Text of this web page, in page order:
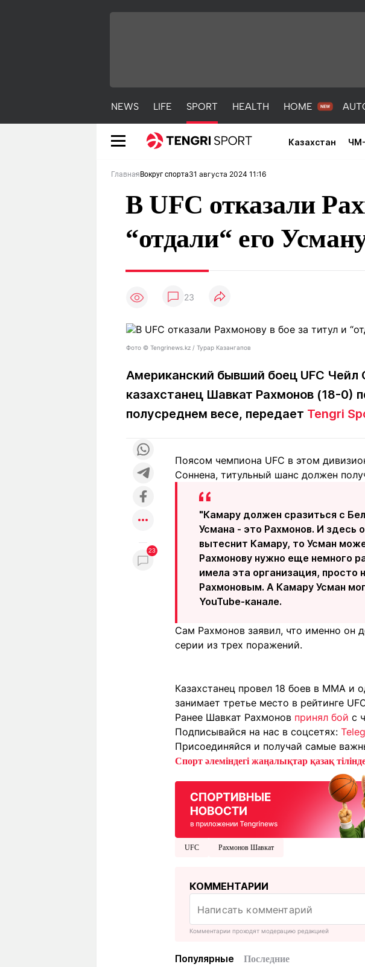
NEWS LIFE SPORT HEALTH HOME
Казахстан
NEWS
Погода
Рейтинги
Полезно
Гороскопы
Рецепты
SPORT
чемпионов
О проекте Контакты редакции
+7 (777) 001 44 99
Реклама
+7 (700) 3 888 188
ГлавнаяВокруг спорта31 августа 2024 11:16
В UFC отказали
“отдали“ его
23
Фото ©️ Tengrinews.kz / Турар Казангапов
Американский бывший боец UFC Чейл
казахстанец Шавкат Рахмонов (18-0)
полусреднем весе, передает Tengri
23
Поясом чемпиона UFC в этом
Соннена, титульный шанс должен
"Камару должен сразиться с
Усмана - это Рахмонов. И здесь
вытеснит Камару, то Усман
Рахмонову нужно еще немного
имела эта организация,
Рахмоновым. А Камару Усман
YouTube-канале.
Сам Рахмонов заявил, что именно он
серии из трех поражений.
Казахстанец провел 18 боев в ММА и
занимает третье место в рейтинге
Ранее Шавкат Рахмонов принял бой с
Подписывайся на нас в соцсетях:
Присоединяйся и получай самые
Спорт әлеміндегі жаңалықтар қазақ
UFC Рахмонов Шавкат
КОММЕНТАРИИ
Комментарии проходят модерацию редакцией
Популярные Последние